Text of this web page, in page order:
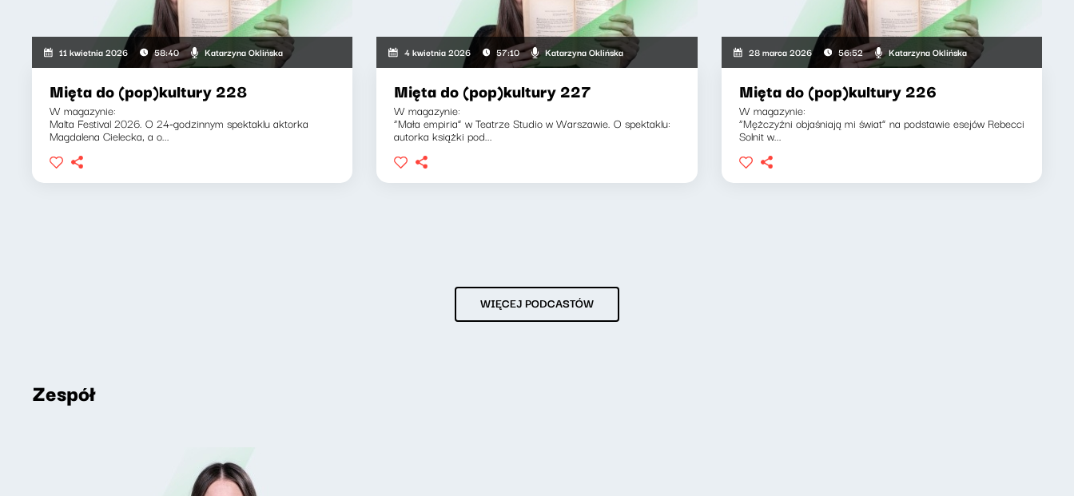
11 kwietnia 2026 58:40 Katarzyna Oklińska
Mięta do (pop)kultury 228
W magazynie:
Malta Festival 2026. O 24-godzinnym spektaklu aktorka
Magdalena Cielecka, a o...
4 kwietnia 2026 57:10 Katarzyna Oklińska
Mięta do (pop)kultury 227
W magazynie:
“Mała empiria” w Teatrze Studio w Warszawie. O spektaklu:
autorka książki pod...
28 marca 2026 56:52 Katarzyna Oklińska
Mięta do (pop)kultury 226
W magazynie:
“Mężczyźni objaśniają mi świat” na podstawie esejów Rebecci
Solnit w...
WIĘCEJ PODCASTÓW
Zespół